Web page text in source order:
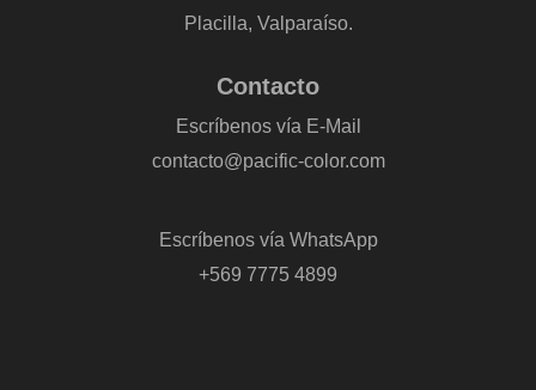
Placilla, Valparaíso.
Contacto
Escríbenos vía E-Mail
contacto@pacific-color.com
Escríbenos vía WhatsApp
+569 7775 4899